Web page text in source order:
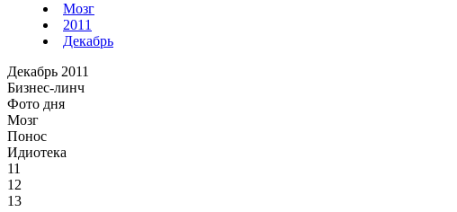
Мозг
2011
Декабрь
Декабрь 2011
Бизнес-линч
Фото дня
Мозг
Понос
Идиотека
11
12
13